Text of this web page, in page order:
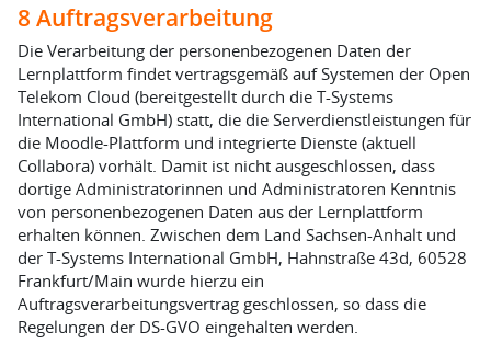
8 Auftragsverarbeitung
Die Verarbeitung der personenbezogenen Daten der
Lernplattform findet vertragsgemäß auf Systemen der Open
Telekom Cloud (bereitgestellt durch die T-Systems
International GmbH) statt, die die Serverdienstleistungen für
die Moodle-Plattform und integrierte Dienste (aktuell
Collabora) vorhält. Damit ist nicht ausgeschlossen, dass
dortige Administratorinnen und Administratoren Kenntnis
von personenbezogenen Daten aus der Lernplattform
erhalten können. Zwischen dem Land Sachsen-Anhalt und
der T-Systems International GmbH, Hahnstraße 43d, 60528
Frankfurt/Main wurde hierzu ein
Auftragsverarbeitungsvertrag geschlossen, so dass die
Regelungen der DS-GVO eingehalten werden.